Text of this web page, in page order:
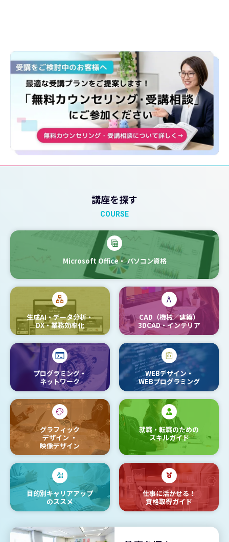
講座を探す
COURSE
Microsoft Office・パソコン資格
生成AI・データ分析・
DX・業務効率化
CAD（機械／建築）
3DCAD・インテリア
プログラミング・
ネットワーク
WEBデザイン・
WEBプログラミング
グラフィック
デザイン ・
映像デザイン
就職・転職のための
スキルガイド
目的別キャリアアップ
のススメ
仕事に活かせる！
資格取得ガイド